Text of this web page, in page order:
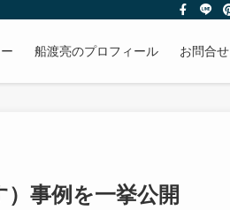
船渡亮のプロフィール お問合せ
事例を一挙公開